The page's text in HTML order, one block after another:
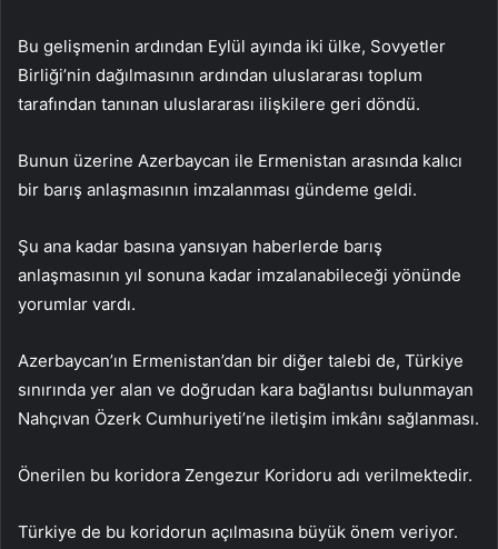
Bu gelişmenin ardından Eylül ayında iki ülke, Sovyetler
Birliği’nin dağılmasının ardından uluslararası toplum
tarafından tanınan uluslararası ilişkilere geri döndü.
Bunun üzerine Azerbaycan ile Ermenistan arasında kalıcı
bir barış anlaşmasının imzalanması gündeme geldi.
Şu ana kadar basına yansıyan haberlerde barış
anlaşmasının yıl sonuna kadar imzalanabileceği yönünde
yorumlar vardı.
Azerbaycan’ın Ermenistan’dan bir diğer talebi de, Türkiye
sınırında yer alan ve doğrudan kara bağlantısı bulunmayan
Nahçıvan Özerk Cumhuriyeti’ne iletişim imkânı sağlanması.
Önerilen bu koridora Zengezur Koridoru adı verilmektedir.
Türkiye de bu koridorun açılmasına büyük önem veriyor.